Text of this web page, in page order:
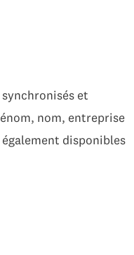
et
nom, entreprise
disponibles